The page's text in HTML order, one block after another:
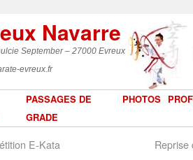
Navarre
September – 27000 Evreux
evreux.fr
PASSAGES DE
GRADE
PHOTOS
E-Kata